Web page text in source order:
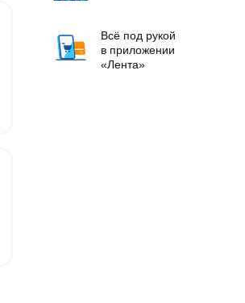
Всё под рукой
в приложении
«Лента»